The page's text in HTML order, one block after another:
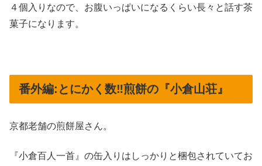
４個入りなので、お腹いっぱいになるくらい長々と話す茶
菓子になります。
番外編:とにかく数‼︎煎餅の『小倉山荘』
京都老舗の煎餅屋さん。
『小倉百人一首』の缶入りはしっかりと梱包されていてお